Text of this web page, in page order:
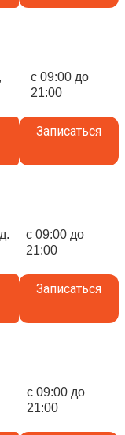
с 09:00 до
21:00
Записаться
с 09:00 до
21:00
Записаться
с 09:00 до
21:00